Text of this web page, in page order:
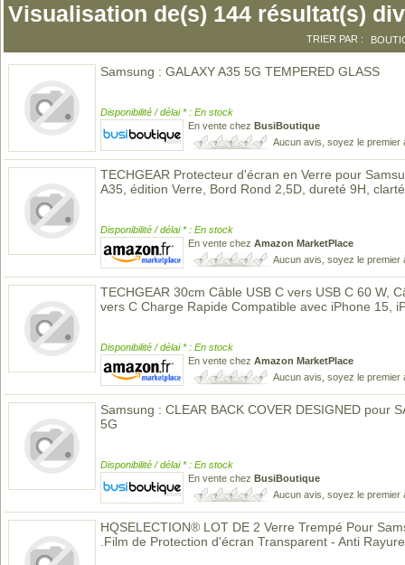
Visualisation de(s) 144 résultat(s)
TRIER PAR :
Samsung : GALAXY A35 5G TEMPERED GLASS
Disponibilité / délai * : En stock
En vente chez BusiBoutique
Aucun avis, soyez le premier
TECHGEAR Protecteur d'écran en Verre pour
A35, édition Verre, Bord Rond 2,5D, dureté 9H,
Disponibilité / délai * : En stock
En vente chez Amazon MarketPlace
Aucun avis, soyez le premier
TECHGEAR 30cm Câble USB C vers USB C 60 W,
vers C Charge Rapide Compatible avec iPhone 15,
Disponibilité / délai * : En stock
En vente chez Amazon MarketPlace
Aucun avis, soyez le premier
Samsung : CLEAR BACK COVER DESIGNED pour
5G
Disponibilité / délai * : En stock
En vente chez BusiBoutique
Aucun avis, soyez le premier
HQSELECTION® LOT DE 2 Verre Trempé Pour
.Film de Protection d'écran Transparent - Anti